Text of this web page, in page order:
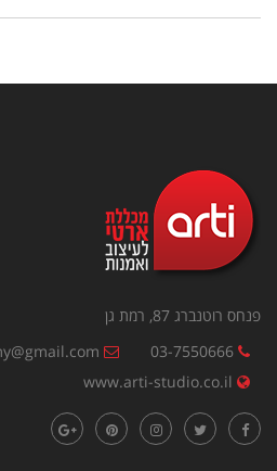
פנחס רוטנברג 87, רמת גן
03-7550666
www.arti-studio.co.il